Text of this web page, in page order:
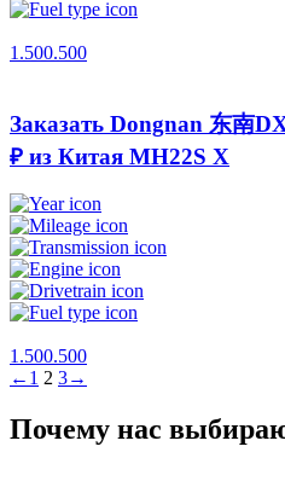
1.500.500
Заказать Dongnan 东南
₽ из Китая MH22S X
1.500.500
← 1 2 3→
Почему нас